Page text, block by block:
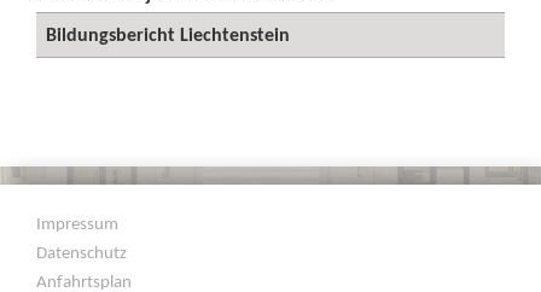
Bildungsbericht Liechtenstein
Impressum
Datenschutz
Anfahrtsplan